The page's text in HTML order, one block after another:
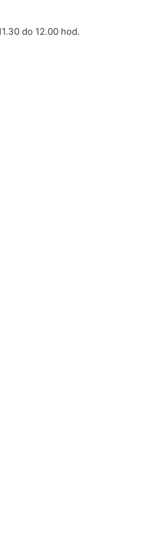
do 12.00 hod.